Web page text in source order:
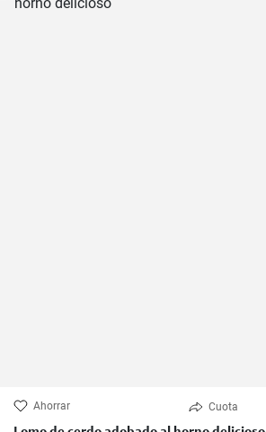
Ahorrar Cuota